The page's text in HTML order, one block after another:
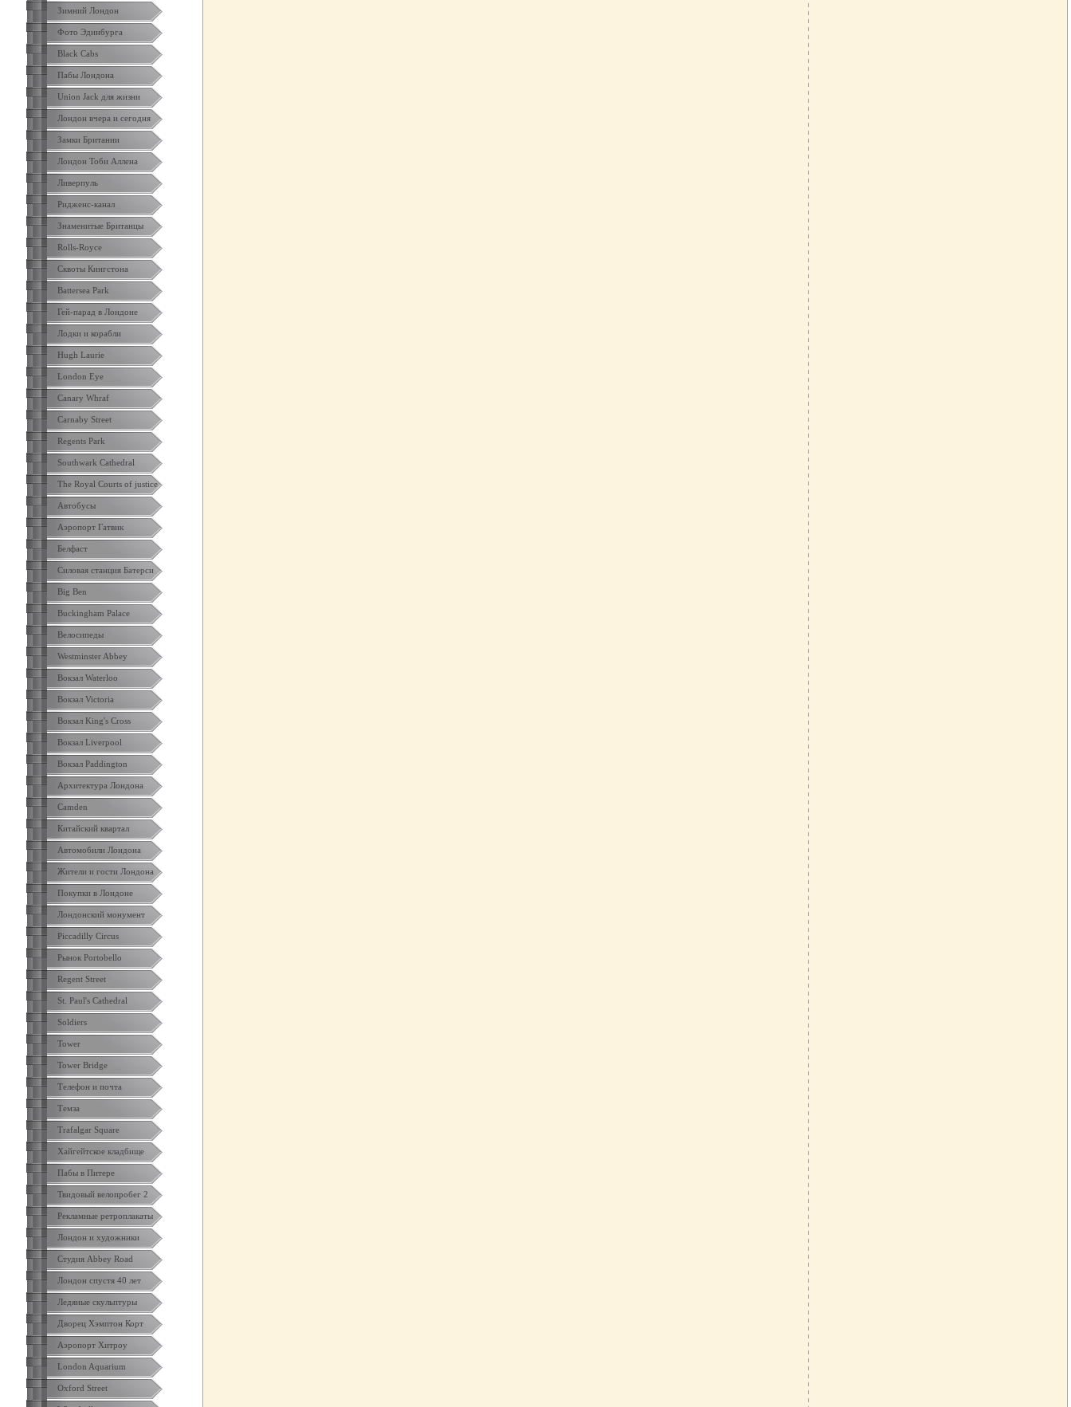
Зимний Лондон
Фото Эдинбурга
Black Cabs
Пабы Лондона
Union Jack для жизни
Лондон вчера и сегодня
Замки Британии
Лондон Тоби Аллена
Ливерпуль
Ридженс-канал
Знаменитые Британцы
Rolls-Royce
Сквоты Кингстона
Battersea Park
Гей-парад в Лондоне
Лодки и корабли
Hugh Laurie
London Eye
Canary Whraf
Carnaby Street
Regents Park
Southwark Cathedral
The Royal Courts of justice
Автобусы
Аэропорт Гатвик
Белфаст
Силовая станция Батерси
Big Ben
Buckingham Palace
Велосипеды
Westminster Abbey
Вокзал Waterloo
Вокзал Victoria
Вокзал King's Cross
Вокзал Liverpool
Вокзал Paddington
Архитектура Лондона
Camden
Китайский квартал
Автомобили Лондона
Жители и гости Лондона
Покупки в Лондоне
Лондонский монумент
Piccadilly Circus
Рынок Portobello
Regent Street
St. Paul's Cathedral
Soldiers
Tower
Tower Bridge
Телефон и почта
Темза
Trafalgar Square
Хайгейтское кладбище
Пабы в Питере
Твидовый велопробег 2
Рекламные ретроплакаты
Лондон и художники
Студия Abbey Road
Лондон спустя 40 лет
Ледяные скульптуры
Дворец Хэмптон Корт
Аэропорт Хитроу
London Aquarium
Oxford Street